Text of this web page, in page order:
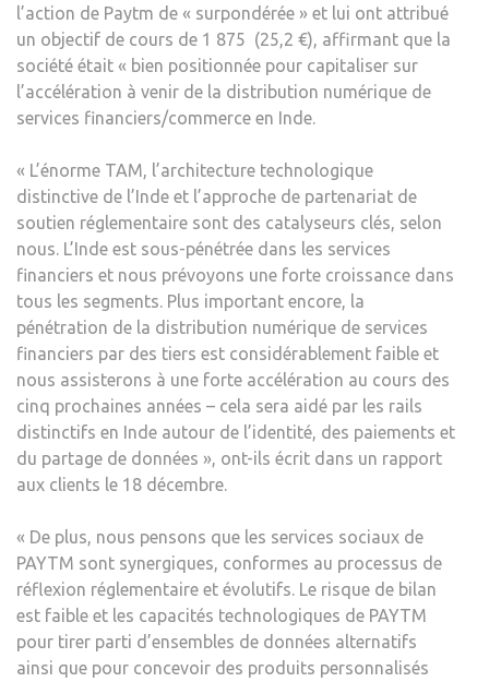
l’action de Paytm de « surpondérée » et lui ont attribué
un objectif de cours de 1 875 (25,2 €), affirmant que la
société était « bien positionnée pour capitaliser sur
l’accélération à venir de la distribution numérique de
services financiers/commerce en Inde.
« L’énorme TAM, l’architecture technologique
distinctive de l’Inde et l’approche de partenariat de
soutien réglementaire sont des catalyseurs clés, selon
nous. L’Inde est sous-pénétrée dans les services
financiers et nous prévoyons une forte croissance dans
tous les segments. Plus important encore, la
pénétration de la distribution numérique de services
financiers par des tiers est considérablement faible et
nous assisterons à une forte accélération au cours des
cinq prochaines années – cela sera aidé par les rails
distinctifs en Inde autour de l’identité, des paiements et
du partage de données », ont-ils écrit dans un rapport
aux clients le 18 décembre.
« De plus, nous pensons que les services sociaux de
PAYTM sont synergiques, conformes au processus de
réflexion réglementaire et évolutifs. Le risque de bilan
est faible et les capacités technologiques de PAYTM
pour tirer parti d’ensembles de données alternatifs
ainsi que pour concevoir des produits personnalisés